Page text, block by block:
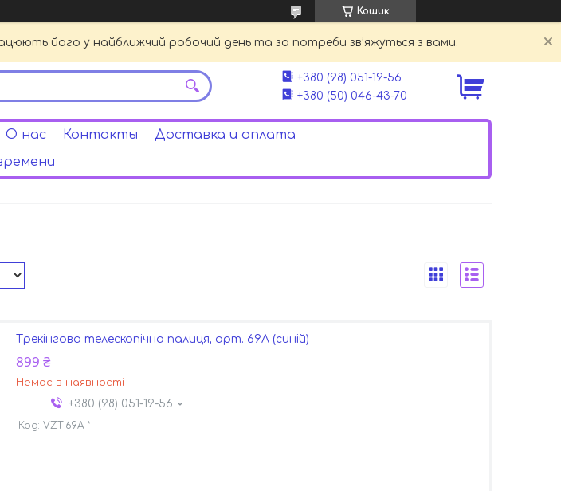
Кошик
його у найближчий робочий день та за потреби зв’яжуться з вами.
+380 (98) 051-19-56
+380 (50) 046-43-70
О нас Контакты
Доставка и оплата
Трекінгова телескопічна палиця, арт. 69A (синій)
899 ₴
Немає в наявності
+380 (98) 051-19-56
VZT-69A *